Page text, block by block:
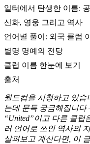
일터에서 탄생한 이름:
신화, 영웅 그리고 역사
언어별 풀이: 외국 클럽
별명 명예의 전당
클럽 이름 한눈에 보기
출처
월드컵을 시청하고 있습
는데 문득 궁금해집니
“United”이고 다른 클럽
러 언어로 쓰인 역사의
살펴보고 계신다면, 이